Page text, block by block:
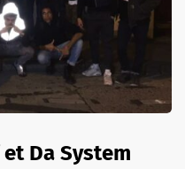
Da System